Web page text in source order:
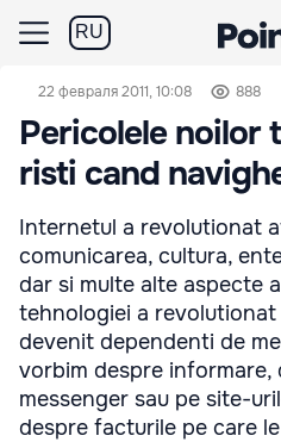
RU
22 февраля 2011, 10:08 888
Pericolele noilor
risti cand
Internetul a revolutionat
comunicarea, cultura,
dar si multe alte aspecte
tehnologiei a revolutionat
devenit dependenti de
vorbim despre
messenger sau pe site-
despre facturile pe care